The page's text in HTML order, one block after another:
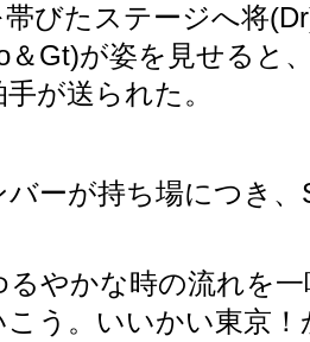
びたステージへ将
＆Gt)が姿を見せると
が送られた。
ーが持ち場につき、
るやかな時の流れを
こう。いいかい東京